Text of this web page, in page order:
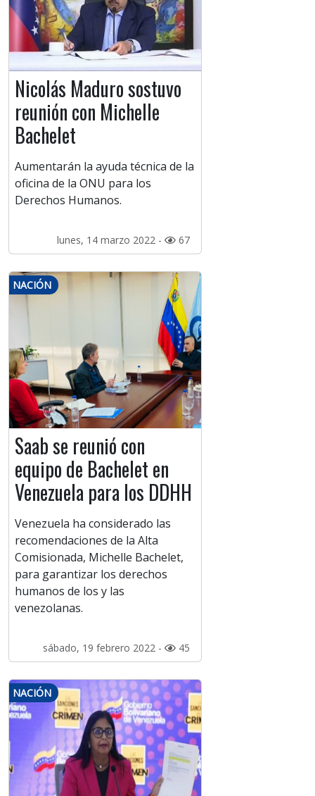
Nicolás Maduro sostuvo
reunión con Michelle
Bachelet
Aumentarán la ayuda técnica de la
oficina de la ONU para los
Derechos Humanos.
lunes, 14 marzo 2022 - 67
NACIÓN
Saab se reunió con
equipo de Bachelet en
Venezuela para los DDHH
Venezuela ha considerado las
recomendaciones de la Alta
Comisionada, Michelle Bachelet,
para garantizar los derechos
humanos de los y las
venezolanas.
sábado, 19 febrero 2022 - 45
NACIÓN